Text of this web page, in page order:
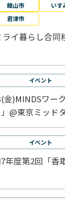
館山市
いす
君津市
イ暮らし合同
イベント
金)MINDSワー
@東京ミッド
イベント
7年度第2回「香